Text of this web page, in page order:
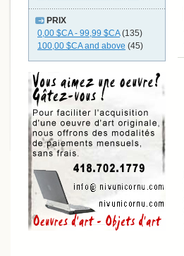
PRIX
0,00 $CA- 99,99 $CA(135)
100,00 $CAand above (45)